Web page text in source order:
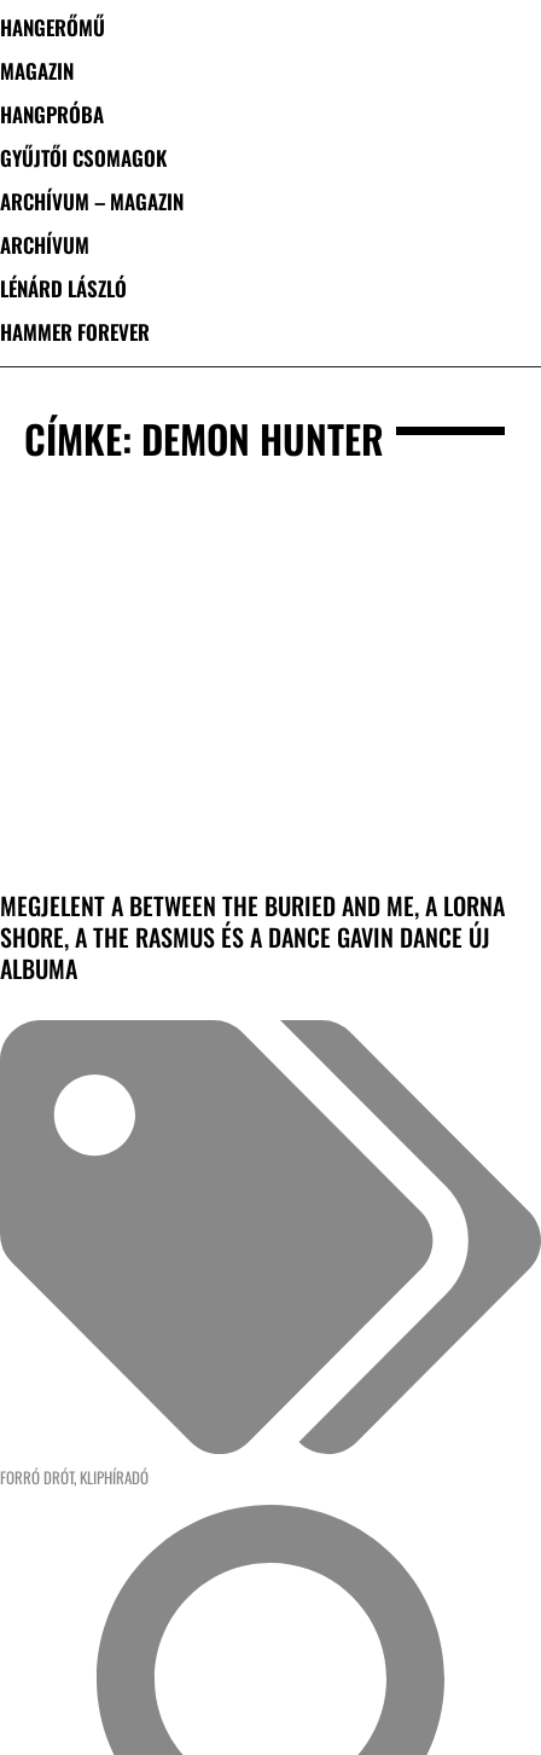
HANGERŐMŰ
MAGAZIN
HANGPRÓBA
GYŰJTŐI CSOMAGOK
ARCHÍVUM – MAGAZIN
ARCHÍVUM
LÉNÁRD LÁSZLÓ
HAMMER FOREVER
CÍMKE: DEMON HUNTER
MEGJELENT A BETWEEN THE BURIED AND ME, A LORNA
SHORE, A THE RASMUS ÉS A DANCE GAVIN DANCE ÚJ
ALBUMA
FORRÓ DRÓT, KLIPHÍRADÓ